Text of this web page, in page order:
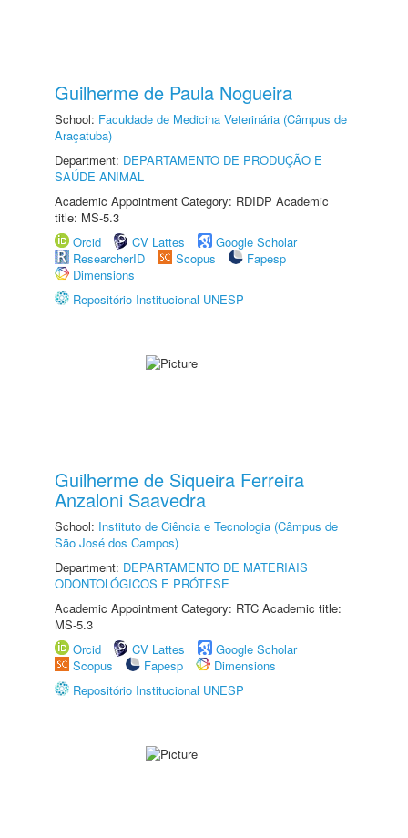
Guilherme de Paula Nogueira
School: Faculdade de Medicina Veterinária (Câmpus de
Araçatuba)
Department: DEPARTAMENTO DE PRODUÇÃO E
SAÚDE ANIMAL
Academic Appointment Category: RDIDP Academic
title: MS-5.3
Orcid
CV Lattes
Google Scholar
ResearcherID
Scopus
Fapesp
Dimensions
Repositório Institucional UNESP
Guilherme de Siqueira Ferreira
Anzaloni Saavedra
School: Instituto de Ciência e Tecnologia (Câmpus de
São José dos Campos)
Department: DEPARTAMENTO DE MATERIAIS
ODONTOLÓGICOS E PRÓTESE
Academic Appointment Category: RTC Academic title:
MS-5.3
Orcid
CV Lattes
Google Scholar
Scopus
Fapesp
Dimensions
Repositório Institucional UNESP